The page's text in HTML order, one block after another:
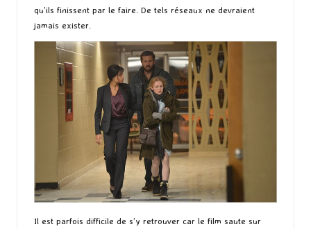
qu’ils finissent par le faire. De tels réseaux ne devraient
jamais exister.
Il est parfois difficile de s’y retrouver car le film saute sur